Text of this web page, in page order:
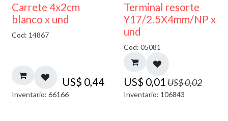
Carrete 4x2cm
blanco x und
Cod: 14867
US$ 0,44
Inventario: 66166
50% DESCUENTO
Terminal resorte
Y17/2.5X4mm/NP x
und
Cod: 05081
US$ 0,01US$0,02
Inventario: 106843